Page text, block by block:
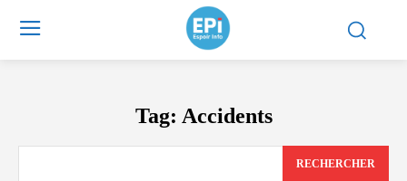
Tag: Accidents
RECHERCHER